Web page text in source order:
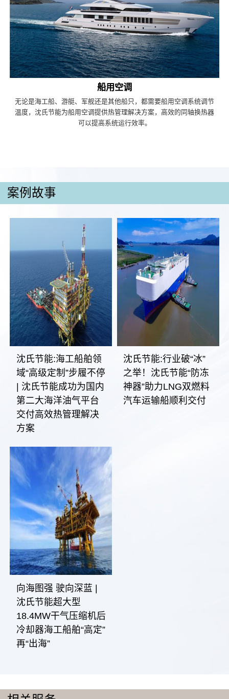
船用空调
无论是海工船、游艇、军舰还是其他船只，都需要船用空调系统调节
温度，沈氏节能为船用空调提供热管理解决方案，高效的同轴换热器
可以提高系统运行效率。
案例故事
沈氏节能:海工船舶领
域“高级定制”步履不停
| 沈氏节能成功为国内
第二大海洋油气平台
交付高效热管理解决
方案
沈氏节能:行业破“冰”
之举！沈氏节能“防冻
神器”助力LNG双燃料
汽车运输船顺利交付
向海图强 驶向深蓝 |
沈氏节能超大型
18.4MW干气压缩机后
冷却器海工船舶“高定”
再“出海”